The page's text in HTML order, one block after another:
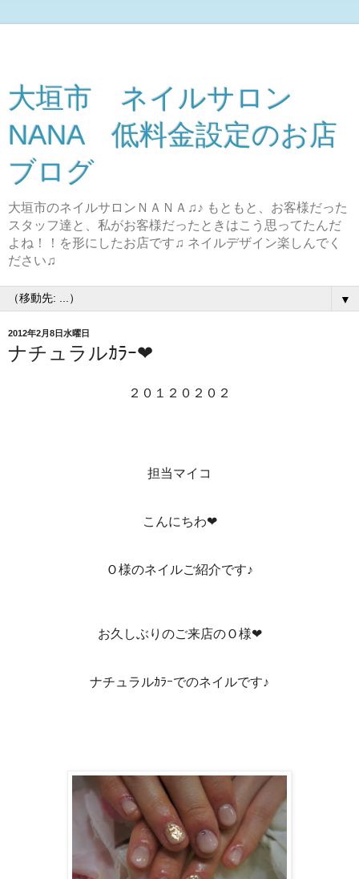
大垣市 ネイルサロン
NANA 低料金設定のお店
ブログ
大垣市のネイルサロンＮＡＮＡ♫♪ もともと、お客様だった
スタッフ達と、私がお客様だったときはこう思ってたんだ
よね！！を形にしたお店です♫ ネイルデザイン楽しんでく
ださい♫
▼
2012年2月8日水曜日
ナチュラルｶﾗｰ❤
２０１２０２０２
担当マイコ
こんにちわ❤
Ｏ様のネイルご紹介です♪
お久しぶりのご来店のＯ様❤
ナチュラルｶﾗｰでのネイルです♪